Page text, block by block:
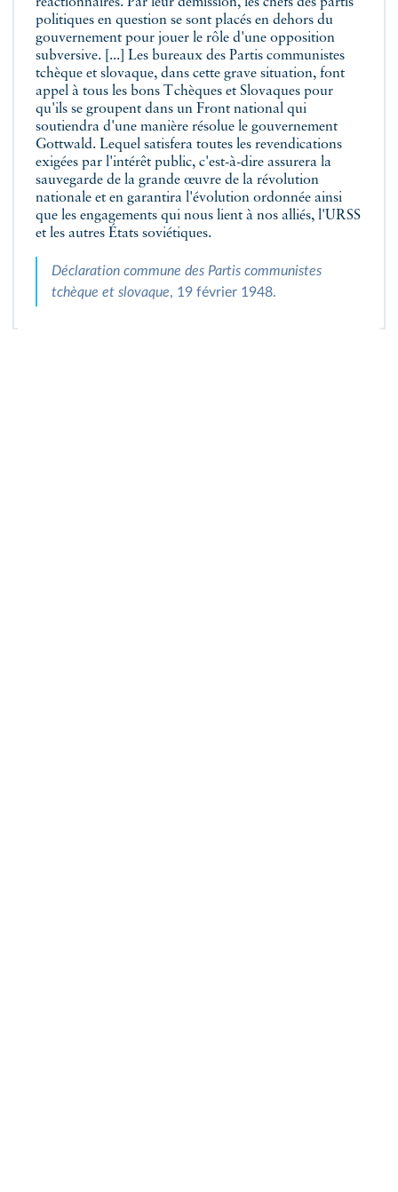
politiques en question se sont placés en dehors du
gouvernement pour jouer le rôle d'une opposition
subversive. [...] Les bureaux des Partis communistes
tchèque et slovaque, dans cette grave situation, font
appel à tous les bons Tchèques et Slovaques pour
qu'ils se groupent dans un Front national qui
soutiendra d'une manière résolue le gouvernement
Gottwald. Lequel satisfera toutes les revendications
exigées par l'intérêt public, c'est-à-dire assurera la
sauvegarde de la grande œuvre de la révolution
nationale et en garantira l'évolution ordonnée ainsi
que les engagements qui nous lient à nos alliés, l'URSS
et les autres États soviétiques.
Déclaration commune des Partis communistes
tchèque et slovaque, 19 février 1948.